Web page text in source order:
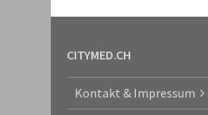
CITYMED.CH
Kontakt & Impressum